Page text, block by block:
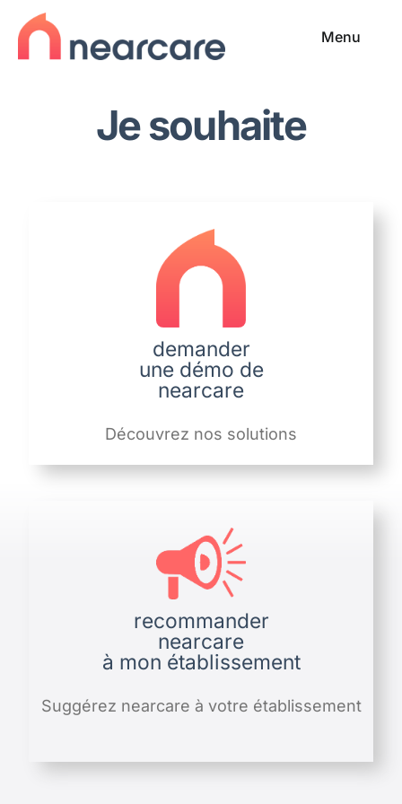
Passer
contenu
Menu
Qui sommes-nous ?
Actualités
Je souhaite
demander
une démo de
nearcare
Découvrez nos solutions
recommander
nearcare
à mon établissement
Suggérez nearcare à votre établissement